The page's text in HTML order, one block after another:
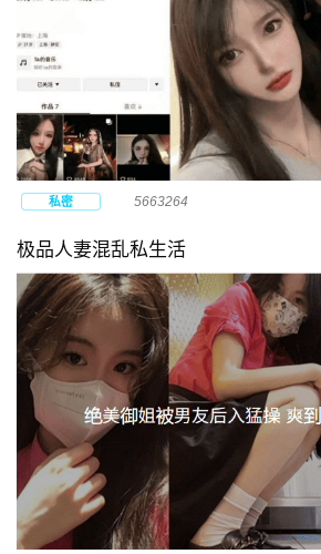
私密 5663264
极品人妻混乱私生活